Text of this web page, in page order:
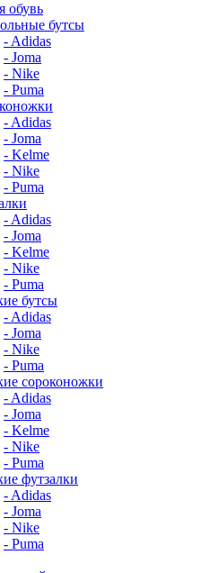
обувь
бутсы
- Adidas
- Joma
- Nike
- Puma
- Adidas
- Joma
- Kelme
- Nike
- Puma
- Adidas
- Joma
- Kelme
- Nike
- Puma
бутсы
- Adidas
- Joma
- Nike
- Puma
сороконожки
- Adidas
- Joma
- Kelme
- Nike
- Puma
футзалки
- Adidas
- Joma
- Nike
- Puma